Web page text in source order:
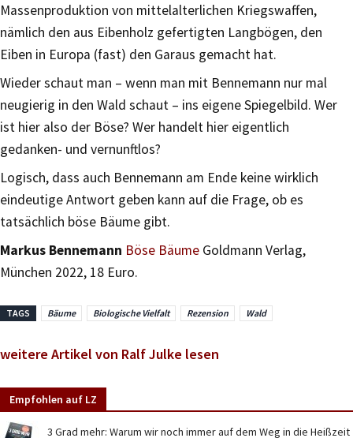
Massenproduktion von mittelalterlichen Kriegswaffen,
nämlich den aus Eibenholz gefertigten Langbögen, den
Eiben in Europa (fast) den Garaus gemacht hat.
Wieder schaut man – wenn man mit Bennemann nur mal
neugierig in den Wald schaut – ins eigene Spiegelbild. Wer
ist hier also der Böse? Wer handelt hier eigentlich
gedanken- und vernunftlos?
Logisch, dass auch Bennemann am Ende keine wirklich
eindeutige Antwort geben kann auf die Frage, ob es
tatsächlich böse Bäume gibt.
Markus Bennemann Böse Bäume Goldmann Verlag,
München 2022, 18 Euro.
TAGS Bäume Biologische Vielfalt Rezension Wald
weitere Artikel von Ralf Julke lesen
Empfohlen auf LZ
3 Grad mehr: Warum wir noch immer auf dem Weg in die Heißzeit